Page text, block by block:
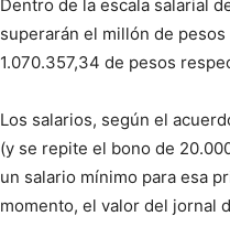
Dentro de la escala salarial
superarán el millón de
1.070.357,34 de pesos
Los salarios, según el
(y se repite el bono de
un salario mínimo para esa
momento, el valor del jornal